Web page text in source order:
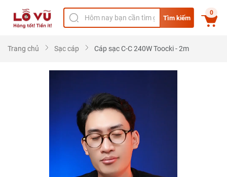
Tìm kiếm
0
Trang chủ Sạc cáp Cáp sạc C-C 240W Toocki - 2m